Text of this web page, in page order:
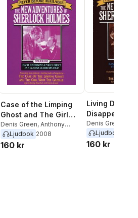
Case of the Limping
Ghost and The Girl
with the Gazelle
Denis Green, Anthony
Boucher
Ljudbok 2008
160 kr
Living Doll
Disappearing
Scientists
Denis Green
Boucher
Ljudbok
160 kr